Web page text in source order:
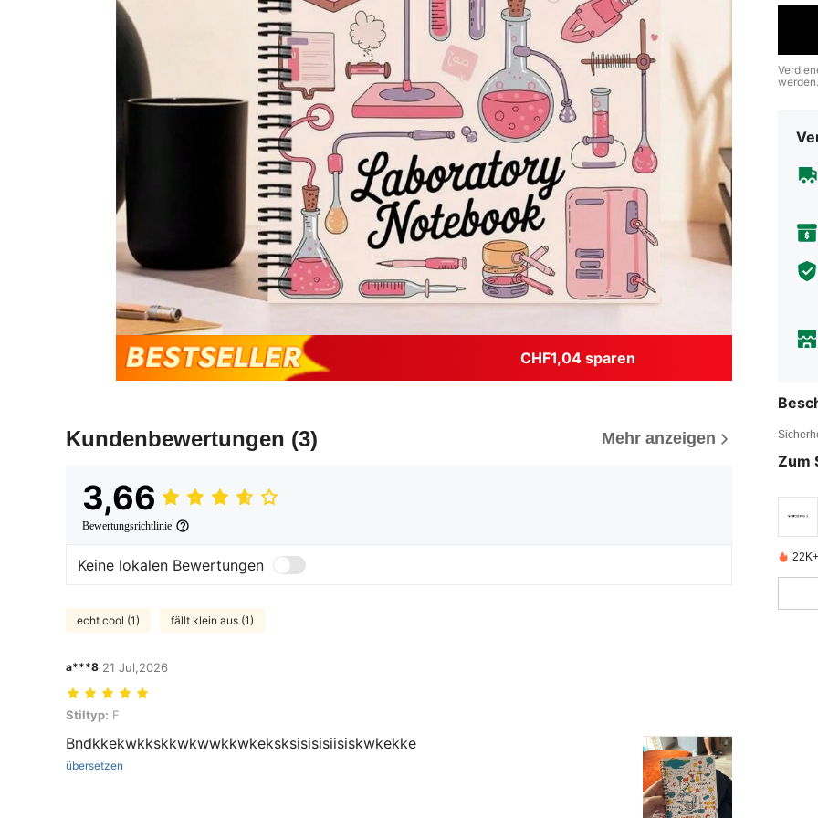
CHF1,04 sparen
Kundenbewertungen (3) Mehr anzeigen
3,66
Bewertungsrichtlinie
Keine lokalen Bewertungen
echt cool (1) fällt klein aus (1)
a***8 21 Jul,2026
Stiltyp: F
Stiltyp: F
Bndkkekwkkskkwkwwkkwkeksksisisisiisiskwkekke
übersetzen
werden.
Zum